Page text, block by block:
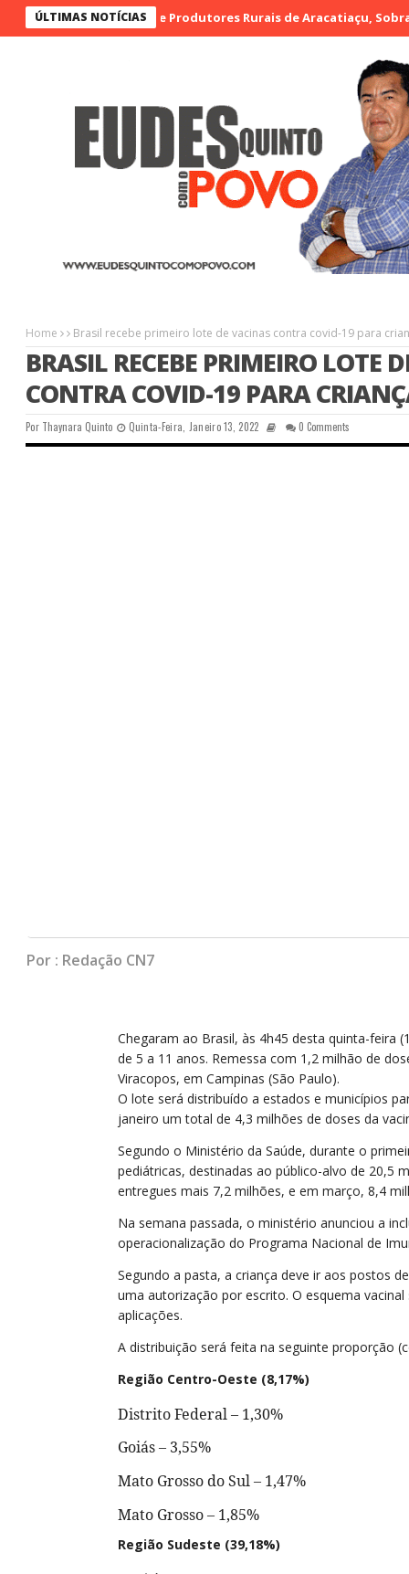
ÚLTIMAS NOTÍCIAS
de Artesãos e Produtores Rurais de Aracatiaçu, Sobral
Home Brasil recebe primeiro lote de vacinas contra covid-19 para
BRASIL RECEBE PRIMEIRO LOTE
CONTRA COVID-19 PARA
Por Thaynara Quinto Quinta-Feira, Janeiro 13, 2022 0 Comments
Por : Redação CN7
Chegaram ao Brasil, às 4h45 desta quinta-feira
de 5 a 11 anos. Remessa com 1,2 milhão de
Viracopos, em Campinas (São Paulo).
O lote será distribuído a estados e municípios
janeiro um total de 4,3 milhões de doses da
Segundo o Ministério da Saúde, durante o
pediátricas, destinadas ao público-alvo de 20,5
entregues mais 7,2 milhões, e em março, 8,4
Na semana passada, o ministério anunciou a
operacionalização do Programa Nacional de
Segundo a pasta, a criança deve ir aos postos
uma autorização por escrito. O esquema
aplicações.
A distribuição será feita na seguinte proporção
Região Centro-Oeste (8,17%)
Distrito Federal – 1,30%
Goiás – 3,55%
Mato Grosso do Sul – 1,47%
Mato Grosso – 1,85%
Região Sudeste (39,18%)